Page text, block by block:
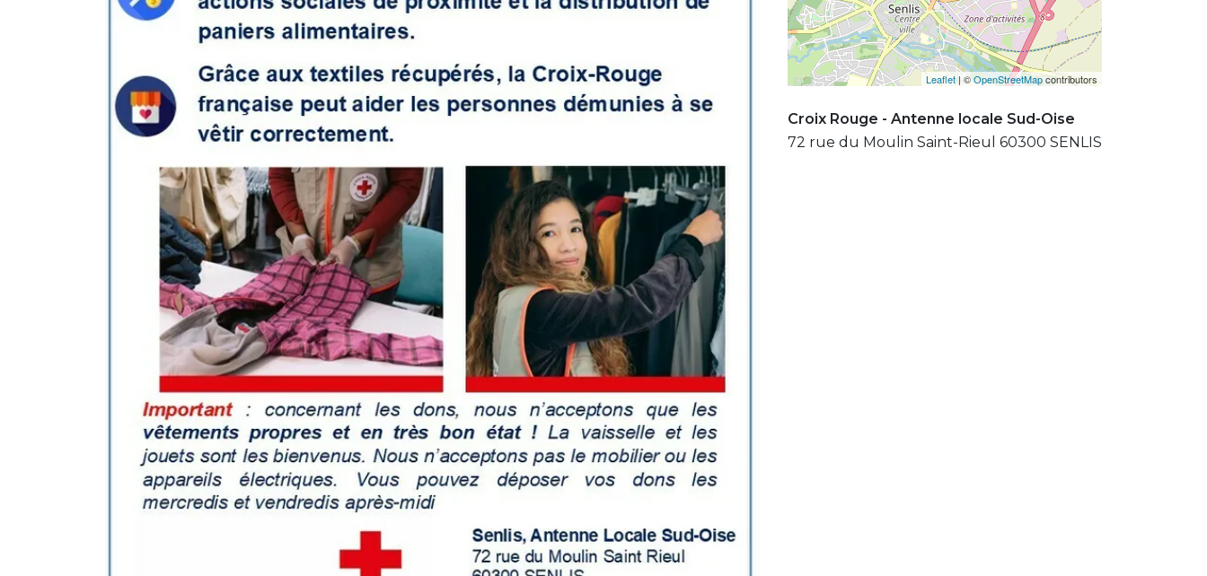
Leaflet| ©OpenStreetMapcontributors
Croix Rouge - Antenne locale Sud-Oise
72 rue du Moulin Saint-Rieul 60300 SENLIS